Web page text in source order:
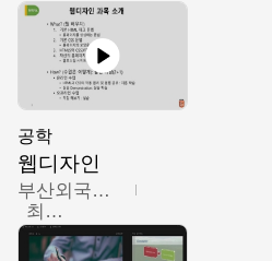
공학
웹디자인
부산외국어대학교
최진오